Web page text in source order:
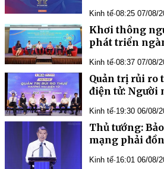
Kinh tế·08:25 07/08/
Khơi thông
phát triển
Kinh tế·08:37 07/08/
Quản trị rủi ro
điện tử: Người
Kinh tế·19:30 06/08/
Thủ tướng:
mạng phải
Kinh tế·16:01 06/08/